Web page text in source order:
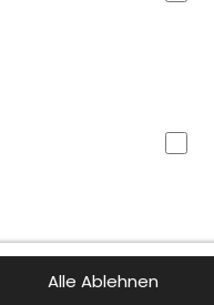
Alle Ablehnen